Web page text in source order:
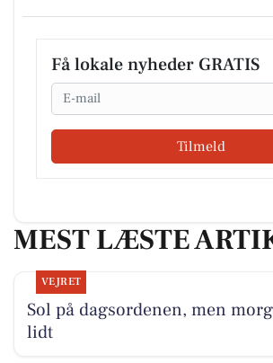
Få lokale nyheder GRATIS
Email
Tilmeld
MEST LÆSTE
VEJRET
Sol på dagsordenen, men
lidt